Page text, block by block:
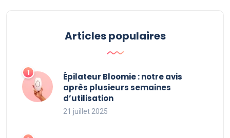
Articles populaires
Épilateur Bloomie : notre avis
après plusieurs semaines
d’utilisation
21 juillet 2025